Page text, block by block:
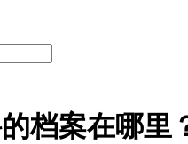
档案在哪里